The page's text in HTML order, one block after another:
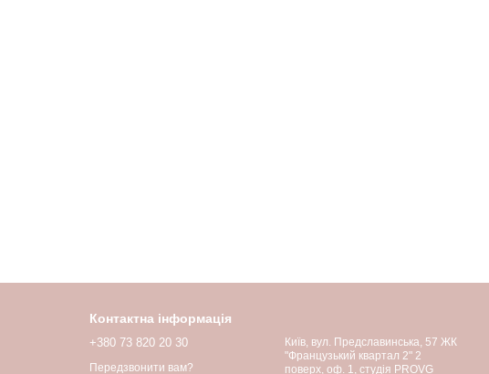
Контактна інформація
+380 73 820 20 30
Передзвонити вам?
Київ, вул. Предславинська, 57 ЖК
"Французький квартал 2" 2
поверх, оф. 1, студія PROVG